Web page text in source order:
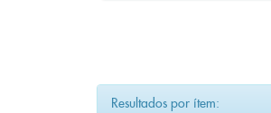
Resultados por ítem: